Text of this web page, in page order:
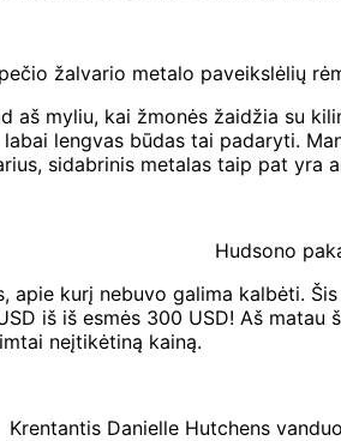
žalvario metalo paveikslėlių
aš myliu, kai žmonės žaidžia su
lengvas būdas tai padaryti.
sidabrinis metalas taip pat yra
Hudsono
apie kurį nebuvo galima kalbėti.
iš iš esmės 300 USD! Aš
neįtikėtiną kainą.
Krentantis Danielle Hutchens